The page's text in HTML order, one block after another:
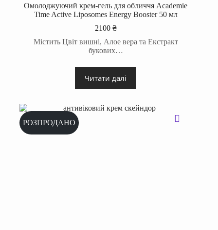
Омолоджуючий крем-гель для обличчя Academie
Time Active Liposomes Energy Booster 50 мл
2100 ₴
Містить Цвіт вишні, Алое вера та Екстракт
букових…
Читати далі
РОЗПРОДАНО